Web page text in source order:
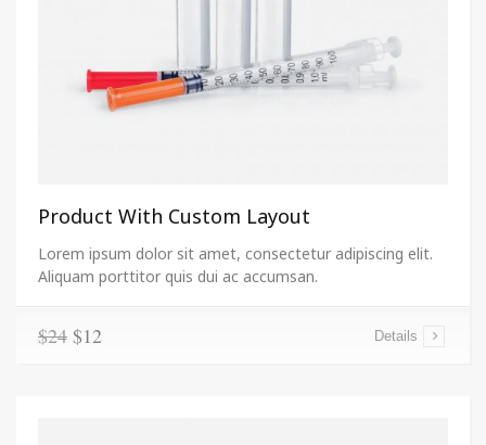
Product With Custom Layout
Lorem ipsum dolor sit amet, consectetur adipiscing elit.
Aliquam porttitor quis dui ac accumsan.
$24 $12 Details